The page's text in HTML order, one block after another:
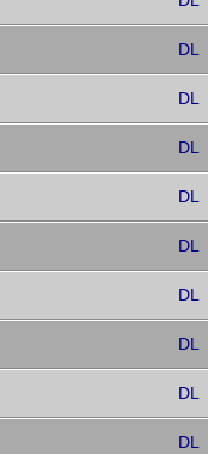
DL
DL
DL
DL
DL
DL
DL
DL
DL